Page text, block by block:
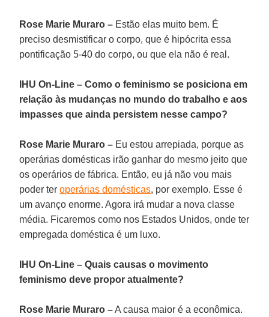
Rose Marie Muraro – Estão elas muito bem. É
preciso desmistificar o corpo, que é hipócrita essa
pontificação 5-40 do corpo, ou que ela não é real.
IHU On-Line – Como o feminismo se posiciona em
relação às mudanças no mundo do trabalho e aos
impasses que ainda persistem nesse campo?
Rose Marie Muraro – Eu estou arrepiada, porque as
operárias domésticas irão ganhar do mesmo jeito que
os operários de fábrica. Então, eu já não vou mais
poder teroperárias domésticas, por exemplo. Esse é
um avanço enorme. Agora irá mudar a nova classe
média. Ficaremos como nos Estados Unidos, onde ter
empregada doméstica é um luxo.
IHU On-Line – Quais causas o movimento
feminismo deve propor atualmente?
Rose Marie Muraro –A causa maior é a econômica.